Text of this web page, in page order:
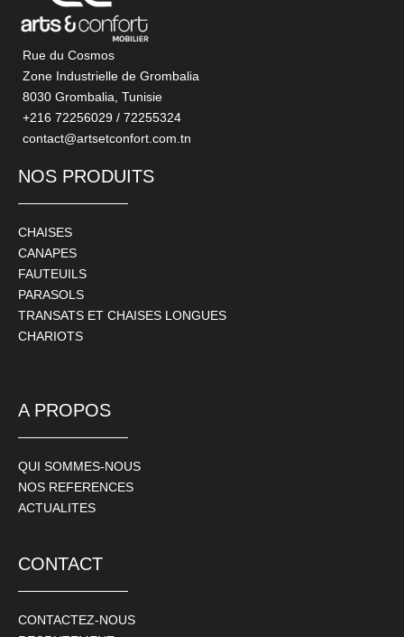
Rue du Cosmos
Zone Industrielle de Grombalia
8030 Grombalia, Tunisie
+216 72256029 / 72255324
contact@artsetconfort.com.tn
NOS PRODUITS
CHAISES
CANAPES
FAUTEUILS
PARASOLS
TRANSATS ET CHAISES LONGUES
CHARIOTS
A PROPOS
QUI SOMMES-NOUS
NOS REFERENCES
ACTUALITES
CONTACT
CONTACTEZ-NOUS